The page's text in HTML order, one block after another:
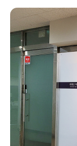
교습소인테리어ㆍ수원
Posted on2021년 1월